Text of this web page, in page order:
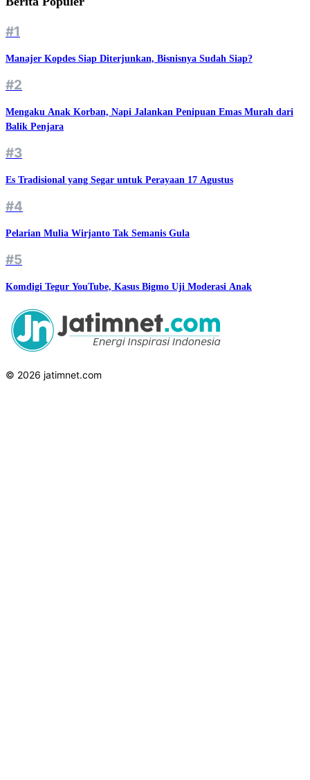
#1
Manajer Kopdes Siap Diterjunkan, Bisnisnya Sudah Siap?
#2
Mengaku Anak Korban, Napi Jalankan Penipuan Emas Murah dari
Balik Penjara
#3
Es Tradisional yang Segar untuk Perayaan 17 Agustus
#4
Pelarian Mulia Wirjanto Tak Semanis Gula
#5
Komdigi Tegur YouTube, Kasus Bigmo Uji Moderasi Anak
© 2026 jatimnet.com